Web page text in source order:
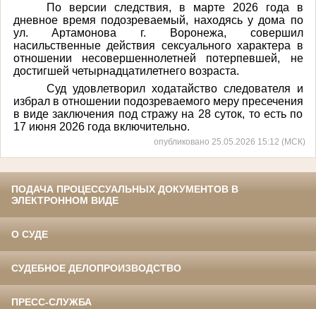
По версии следствия, в марте 2026 года в
дневное время подозреваемый, находясь у дома по
ул. Артамонова г. Воронежа, совершил
насильственные действия сексуального характера в
отношении несовершеннолетней потерпевшей, не
достигшей четырнадцатилетнего возраста.
Суд удовлетворил ходатайство следователя и
избрал в отношении подозреваемого меру пресечения
в виде заключения под стражу на 28 суток, то есть по
17 июня 2026 года включительно.
опубликовано 25.05.2026 15:12 (МСК)
ПОДАЧА ПРОЦЕССУАЛЬНЫХ ДОКУМЕНТОВ В
ЭЛЕКТРОННОМ ВИДЕ
О СУДЕ
СУДЕБНОЕ ДЕЛОПРОИЗВОДСТВО
ПРЕСС-СЛУЖБА